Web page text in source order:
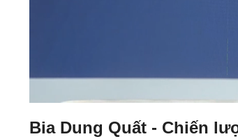
9.67%
Bia Dung Quất - Chiến